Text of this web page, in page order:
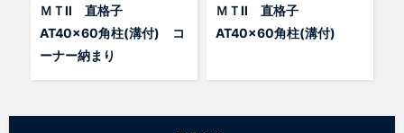
ＭＴⅡ 直格子
AT40x60角柱(溝付) コ
ーナー納まり
ＭＴⅡ 直格子
AT40x60角柱(溝付)